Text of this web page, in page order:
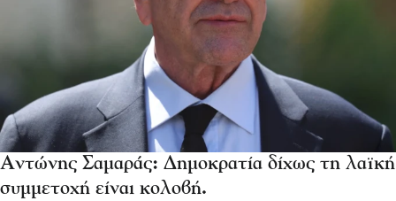
Αντώνης Σαμαράς: Δημοκρατία δίχως τη λαϊκή
συμμετοχή είναι κολοβή.